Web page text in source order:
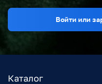
Войти или
Каталог